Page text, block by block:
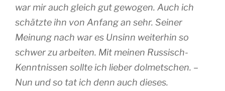
war mir auch gleich gut gewogen. Auch ich
schätzte ihn von Anfang an sehr. Seiner
Meinung nach war es Unsinn weiterhin so
schwer zu arbeiten. Mit meinen Russisch-
Kenntnissen sollte ich lieber dolmetschen. –
Nun und so tat ich denn auch dieses.